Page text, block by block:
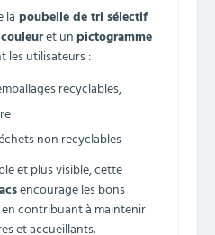
la poubelle de tri sélectif
et unpictogramme
les utilisateurs :
recyclables,
non recyclables
et plus visible, cette
encourage les bons
contribuant à maintenir
et accueillants.